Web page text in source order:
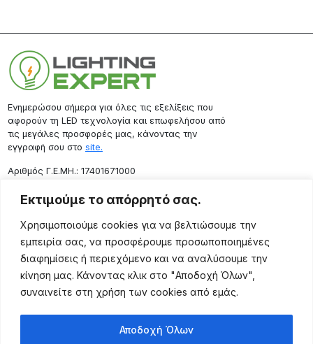
Εκτιμούμε το απόρρητό σας.
Χρησιμοποιούμε cookies για να βελτιώσουμε την
εμπειρία σας, να προσφέρουμε προσωποποιημένες
διαφημίσεις ή περιεχόμενο και να αναλύσουμε την
κίνηση μας. Κάνοντας κλικ στο "Αποδοχή Όλων",
συναινείτε στη χρήση των cookies από εμάς.
Αποδοχή Όλων
Ενημερώσου σήμερα για όλες τις εξελίξεις που
αφορούν τη LED τεχνολογία και επωφελήσου από
τις μεγάλες προσφορές μας, κάνοντας την
εγγραφή σου στο site.
Aριθμός Γ.Ε.ΜΗ.: 17401671000
Επικοινωνία
Ρόδου 133, Αθήνα 10443
(+30) 211 725 5427
sales@lightingexpert.gr
Χρήσιμες Σελίδες